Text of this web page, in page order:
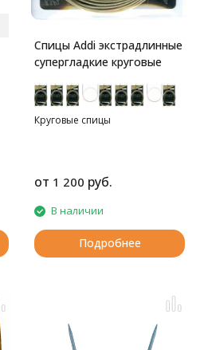
Спицы Addi экстрадлинные
супергладкие круговые
Круговые спицы
от 1 200 руб.
В наличии
Подробнее